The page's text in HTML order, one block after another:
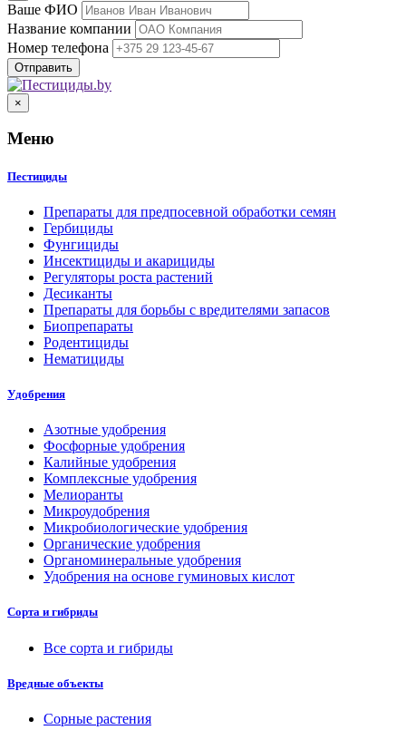
Ваше ФИО
Название компании
Номер телефона
×
Меню
Пестициды
Препараты для предпосевной обработки семян
Гербициды
Фунгициды
Инсектициды и акарициды
Регуляторы роста растений
Десиканты
Препараты для борьбы с вредителями запасов
Биопрепараты
Родентициды
Нематициды
Удобрения
Азотные удобрения
Фосфорные удобрения
Калийные удобрения
Комплексные удобрения
Мелиоранты
Микроудобрения
Микробиологические удобрения
Органические удобрения
Органоминеральные удобрения
Удобрения на основе гуминовых кислот
Сорта и гибриды
Все сорта и гибриды
Вредные объекты
Сорные растения